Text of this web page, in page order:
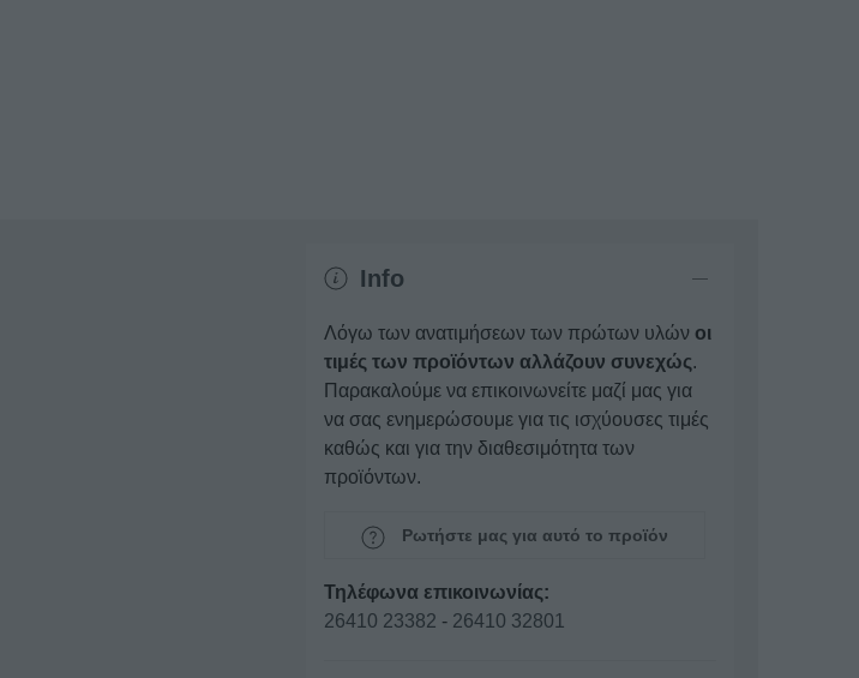
Info
Λόγω των ανατιμήσεων των πρώτων υλών οι
τιμές των προϊόντων αλλάζουν συνεχώς.
Παρακαλούμε να επικοινωνείτε μαζί μας για
να σας ενημερώσουμε για τις ισχύουσες τιμές
καθώς και για την διαθεσιμότητα των
προϊόντων.
Ρωτήστε μας για αυτό το προϊόν
Τηλέφωνα επικοινωνίας:
26410 23382 - 26410 32801